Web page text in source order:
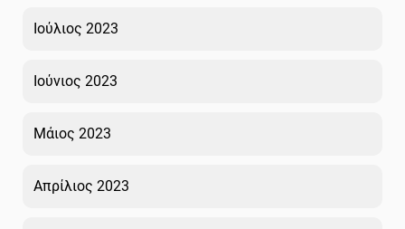
Ιούλιος 2023
Ιούνιος 2023
Μάιος 2023
Απρίλιος 2023